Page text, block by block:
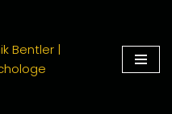
Bentler |